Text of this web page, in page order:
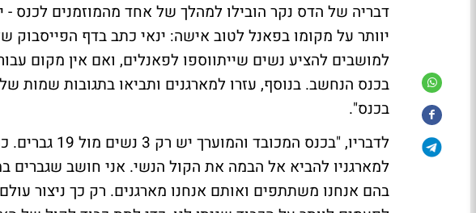
דבריה של הדס נקר הובילו למהלך של אחד מהמוזמנים לכנס -
למושבים להציע נשים שייתווספו לפאנלים, ואם אין מקום
בכנס הנחשב. בנוסף, עזרו למארגנים ותביאו בתגובות שמות
בכנס".
לדבריו, "בכנס
למארגניו להביא אל הבמה את הקול הנשי. אני חושב שגברים
בהם אנחנו משתתפים ואותם אנחנו מארגנים. רק כך ניצור